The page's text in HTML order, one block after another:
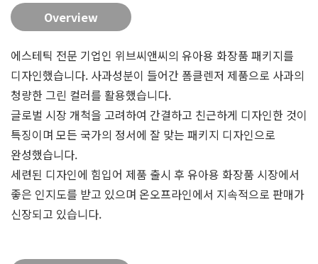
Overview
에스테틱 전문 기업인 위브씨앤씨의 유아용 화장품 패키지를
디자인했습니다. 사과성분이 들어간 폼클렌저 제품으로 사과의
청량한 그린 컬러를 활용했습니다.
글로벌 시장 개척을 고려하여 간결하고 친근하게 디자인한 것이
특징이며 모든 국가의 정서에 잘 맞는 패키지 디자인으로
완성했습니다.
세련된 디자인에 힘입어 제품 출시 후 유아용 화장품 시장에서
좋은 인지도를 받고 있으며 온오프라인에서 지속적으로 판매가
신장되고 있습니다.